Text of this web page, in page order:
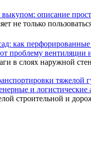
выкупом: описание
не только
как перфорированные
проблему вентиляции
в слоях наружной
тяжелой
и логистические
строительной и